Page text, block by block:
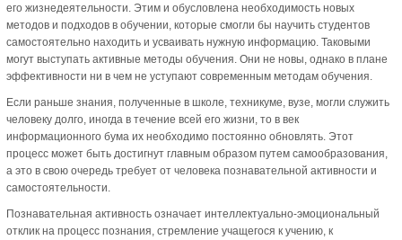
его жизнедеятельности. Этим и обусловлена необходимость новых
методов и подходов в обучении, которые смогли бы научить студентов
самостоятельно находить и усваивать нужную информацию. Таковыми
могут выступать активные методы обучения. Они не новы, однако в плане
эффективности ни в чем не уступают современным методам обучения.
Если раньше знания, полученные в школе, техникуме, вузе, могли служить
человеку долго, иногда в течение всей его жизни, то в век
информационного бума их необходимо постоянно обновлять. Этот
процесс может быть достигнут главным образом путем самообразования,
а это в свою очередь требует от человека познавательной активности и
самостоятельности.
Познавательная активность означает интеллектуально-эмоциональный
отклик на процесс познания, стремление учащегося к учению, к